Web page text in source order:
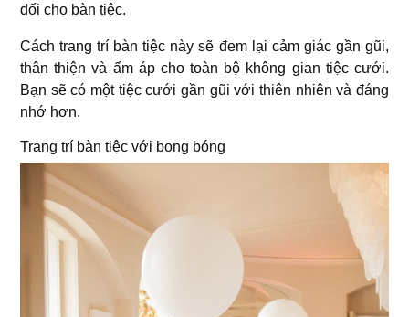
đối cho bàn tiệc.
Cách trang trí bàn tiệc này sẽ đem lại cảm giác gần gũi,
thân thiện và ấm áp cho toàn bộ không gian tiệc cưới.
Bạn sẽ có một tiệc cưới gần gũi với thiên nhiên và đáng
nhớ hơn.
Trang trí bàn tiệc với bong bóng